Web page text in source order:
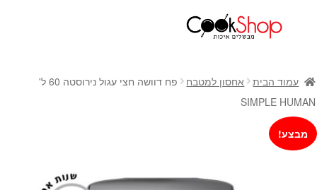
חנות
כלי בישול
סירים
מחבתות
כלי הגשה ואירוח
מוצרי חשמל למטבח
עמוד הבית אחסון למטבח
פח דוושה חצי עגול נירוסטה 60 ל'
SIMPLE HUMAN
מבצע!